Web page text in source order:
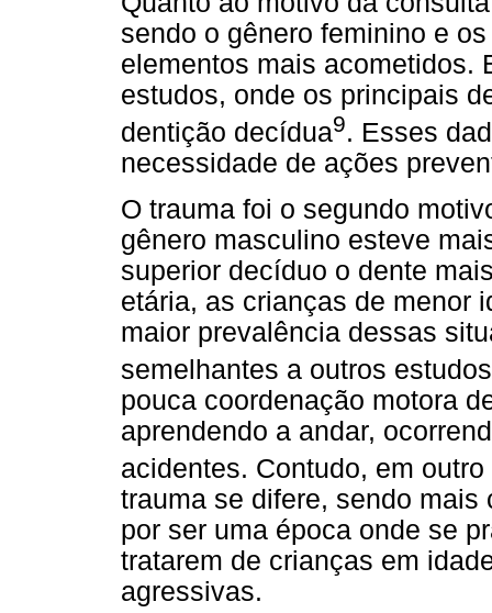
sendo o gênero feminino e
elementos mais acometidos.
estudos, onde os principais
dentição decídua9. Esses
necessidade de ações
O trauma foi o segundo
gênero masculino esteve
superior decíduo o dente
etária, as crianças de menor
maior prevalência dessas
semelhantes a outros estudos
pouca coordenação motora
aprendendo a andar,
acidentes. Contudo, em outro
trauma se difere, sendo
por ser uma época onde se
tratarem de crianças em
agressivas.